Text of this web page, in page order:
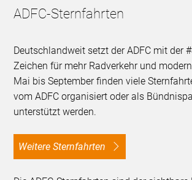
ADFC-Sternfahrten
Deutschlandweit setzt der ADFC mit der
Zeichen für mehr Radverkehr und
Mai bis September finden viele
vom ADFC organisiert oder als
unterstützt werden.
Weitere Sternfahrten